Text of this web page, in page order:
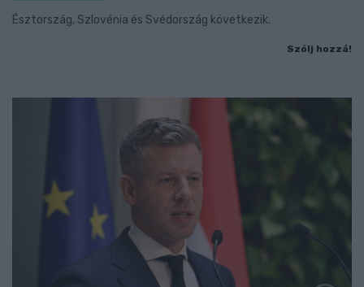
Észtország, Szlovénia és Svédország következik.
Szólj hozzá!